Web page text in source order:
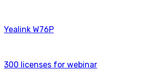
Yealink W76P
300 licenses for webinаr